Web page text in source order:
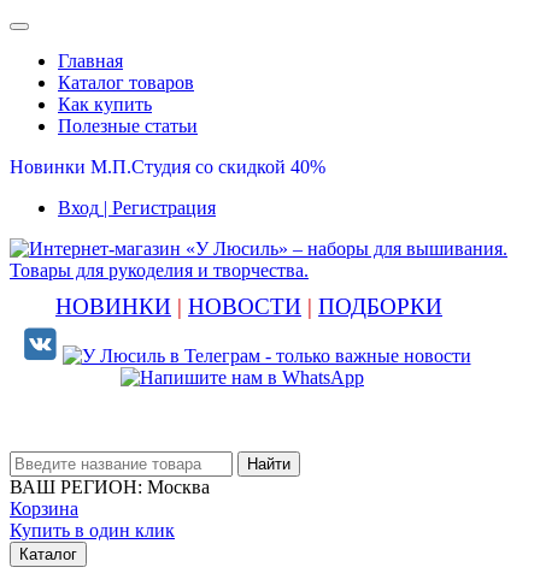
Главная
Каталог товаров
Как купить
Полезные статьи
Новинки М.П.Студия со скидкой 40%
Вход | Регистрация
НОВИНКИ | НОВОСТИ | ПОДБОРКИ
Найти
ВАШ РЕГИОН: Москва
Корзина
Купить в один клик
Каталог